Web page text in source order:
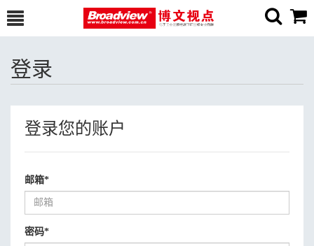
登录
登录您的账户
邮箱*
密码*